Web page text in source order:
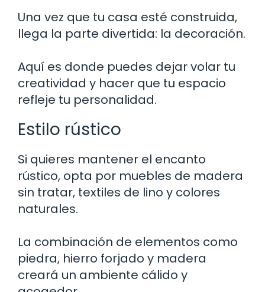
Una vez que tu casa esté construida,
llega la parte divertida: la decoración.
Aquí es donde puedes dejar volar tu
creatividad y hacer que tu espacio
refleje tu personalidad.
Estilo rústico
Si quieres mantener el encanto
rústico, opta por muebles de madera
sin tratar, textiles de lino y colores
naturales.
La combinación de elementos como
piedra, hierro forjado y madera
creará un ambiente cálido y